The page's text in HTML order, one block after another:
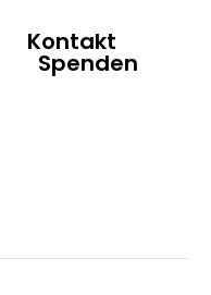
Kontakt
Spenden